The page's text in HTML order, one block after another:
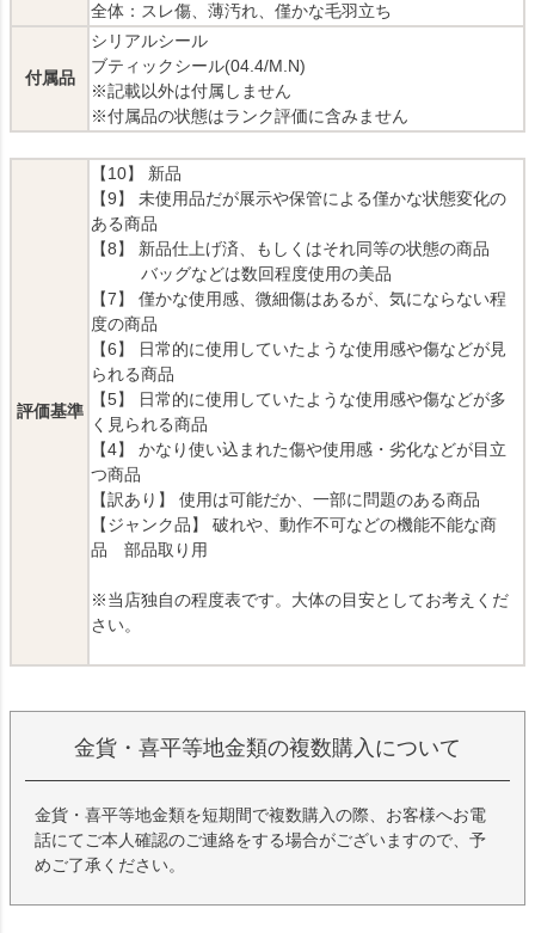
全体：スレ傷、薄汚れ、僅かな毛羽立ち
付属品
シリアルシール
ブティックシール(04.4/M.N)
※記載以外は付属しません
※付属品の状態はランク評価に含みません
評価基準
【10】 新品
【9】 未使用品だが展示や保管による僅かな状態変化の
ある商品
【8】 新品仕上げ済、もしくはそれ同等の状態の商品
バッグなどは数回程度使用の美品
【7】 僅かな使用感、微細傷はあるが、気にならない程
度の商品
【6】 日常的に使用していたような使用感や傷などが見
られる商品
【5】 日常的に使用していたような使用感や傷などが多
く見られる商品
【4】 かなり使い込まれた傷や使用感・劣化などが目立
つ商品
【訳あり】 使用は可能だか、一部に問題のある商品
【ジャンク品】 破れや、動作不可などの機能不能な商
品 部品取り用
※当店独自の程度表です。大体の目安としてお考えくだ
さい。
金貨・喜平等地金類の複数購入について
金貨・喜平等地金類を短期間で複数購入の際、お客様へお電
話にてご本人確認のご連絡をする場合がございますので、予
めご了承ください。